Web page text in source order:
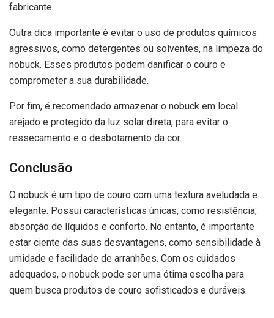
fabricante.
Outra dica importante é evitar o uso de produtos químicos
agressivos, como detergentes ou solventes, na limpeza do
nobuck. Esses produtos podem danificar o couro e
comprometer a sua durabilidade.
Por fim, é recomendado armazenar o nobuck em local
arejado e protegido da luz solar direta, para evitar o
ressecamento e o desbotamento da cor.
Conclusão
O nobuck é um tipo de couro com uma textura aveludada e
elegante. Possui características únicas, como resistência,
absorção de líquidos e conforto. No entanto, é importante
estar ciente das suas desvantagens, como sensibilidade à
umidade e facilidade de arranhões. Com os cuidados
adequados, o nobuck pode ser uma ótima escolha para
quem busca produtos de couro sofisticados e duráveis.